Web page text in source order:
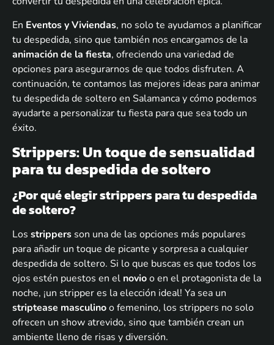
En Eventos y Viviendas, no solo te ayudamos a planificar
tu despedida, sino que también nos encargamos de la
animación de la fiesta, ofreciendo una variedad de
opciones para asegurarnos de que todos disfruten. A
continuación, te contamos las mejores ideas para animar
tu despedida de soltero en Salamanca y cómo podemos
ayudarte a personalizar tu fiesta para que sea todo un
éxito.
Strippers: Un toque de sensualidad
para tu despedida de soltero
¿Por qué elegir strippers para tu despedida
de soltero?
Los strippers son una de las opciones más populares
para añadir un toque de picante y sorpresa a cualquier
despedida de soltero. Si lo que buscas es que todos los
ojos estén puestos en el novioo en el protagonista de la
noche, ¡un stripper es la elección ideal! Ya sea un
striptease masculinoo femenino, los strippers no solo
ofrecen un show atrevido, sino que también crean un
ambiente lleno de risas y diversión.